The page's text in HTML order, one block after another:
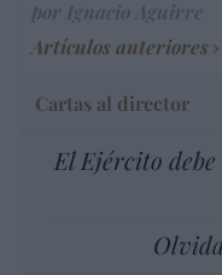
Artículos anteriores
Cartas al director
El Ejército